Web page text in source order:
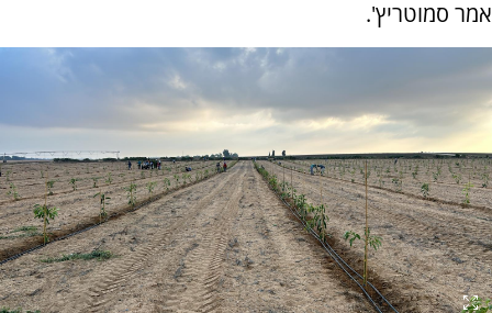
אמר סמוטריץ'.